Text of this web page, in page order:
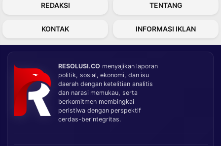
REDAKSI TENTANG
KONTAK INFORMASI IKLAN
RESOLUSI.CO menyajikan laporan
politik, sosial, ekonomi, dan isu
daerah dengan ketelitian analitis
dan narasi memukau, serta
berkomitmen membingkai
peristiwa dengan perspektif
cerdas-berintegritas.